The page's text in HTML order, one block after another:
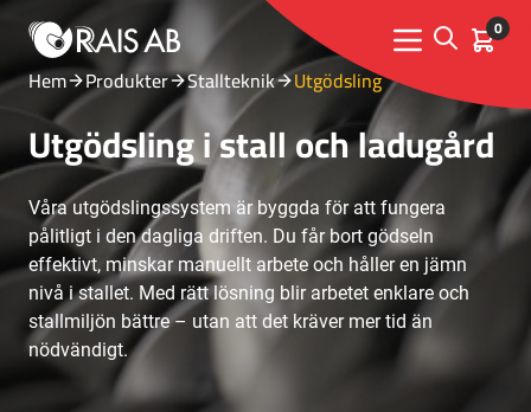
Menu toggle
Open 0
Hem Produkter Stallteknik Utgödsling
Utgödsling i stall och ladugård
Våra utgödslingssystem är byggda för att fungera
pålitligt i den dagliga driften. Du får bort gödseln
effektivt, minskar manuellt arbete och håller en jämn
nivå i stallet. Med rätt lösning blir arbetet enklare och
stallmiljön bättre – utan att det kräver mer tid än
nödvändigt.